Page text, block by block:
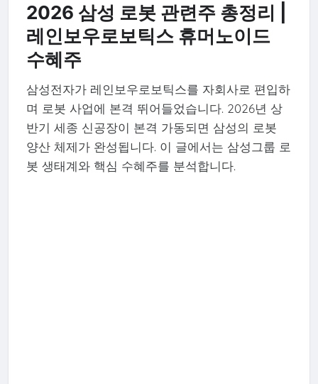
2026 삼성 로봇 관련주 총정리 |
레인보우로보틱스 휴머노이드
수혜주
삼성전자가 레인보우로보틱스를 자회사로 편입하
며 로봇 사업에 본격 뛰어들었습니다. 2026년 상
반기 세종 신공장이 본격 가동되면 삼성의 로봇
양산 체제가 완성됩니다. 이 글에서는 삼성그룹 로
봇 생태계와 핵심 수혜주를 분석합니다.